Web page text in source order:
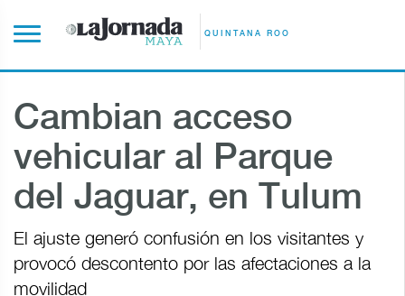
QUINTANA ROO
Cambian acceso
vehicular al Parque
del Jaguar, en Tulum
El ajuste generó confusión en los visitantes y
provocó descontento por las afectaciones a la
movilidad